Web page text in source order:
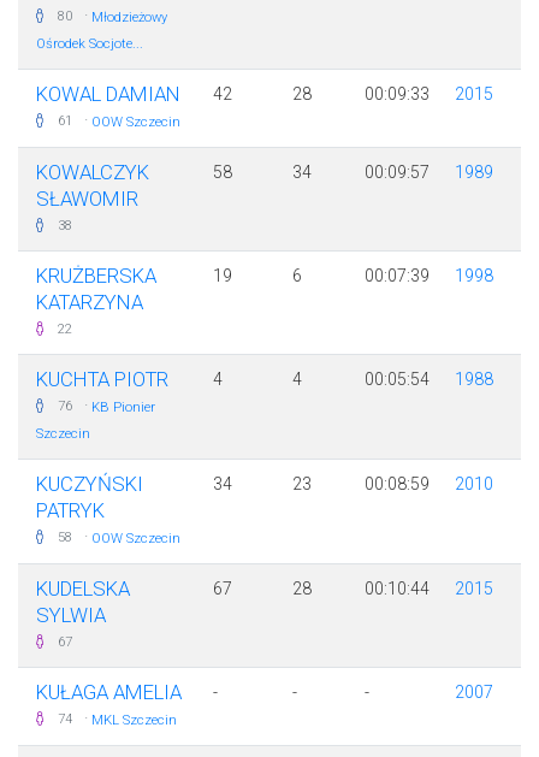
80 · Młodzieżowy
Ośrodek Socjote...
KOWAL DAMIAN
61 · OOW Szczecin
42 28 00:09:33 2015
KOWALCZYK
SŁAWOMIR
38
58 34 00:09:57 1989
KRUŻBERSKA
KATARZYNA
22
19 6 00:07:39 1998
KUCHTA PIOTR
76 · KB Pionier
Szczecin
4 4 00:05:54 1988
KUCZYŃSKI
PATRYK
58 · OOW Szczecin
34 23 00:08:59 2010
KUDELSKA
SYLWIA
67
67 28 00:10:44 2015
KUŁAGA AMELIA
74 · MKL Szczecin
- - - 2007